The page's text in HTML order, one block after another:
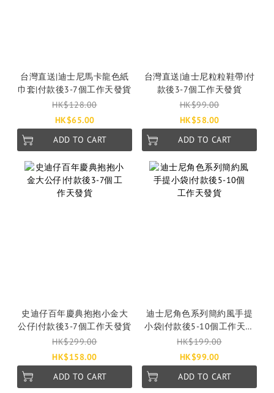
台灣直送|迪士尼馬卡龍色紙
巾套|付款後3-7個工作天發貨
HK$128.00
HK$65.00
ADD TO CART
台灣直送|迪士尼粒粒鞋帶|付
款後3-7個工作天發貨
HK$99.00
HK$58.00
ADD TO CART
史迪仔百年慶典抱抱小金大
公仔|付款後3-7個工作天發貨
HK$299.00
HK$158.00
ADD TO CART
迪士尼角色系列簡約風手提
小袋|付款後5-10個工作天發
貨
HK$199.00
HK$99.00
ADD TO CART